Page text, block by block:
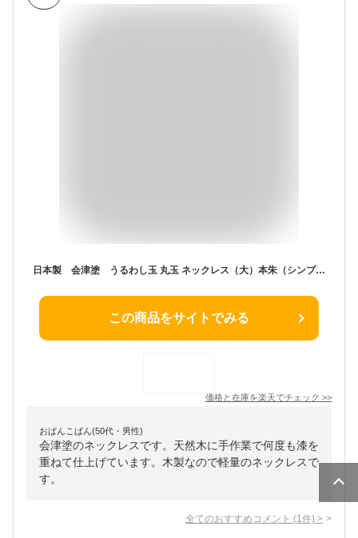
日本製 会津塗 うるわし玉 丸玉 ネックレス（大）本朱（シンプル丸玉の漆器ネックレス）
この商品をサイトでみる
価格と在庫を楽天でチェック >>
おぱんこぱん(50代・男性)
会津塗のネックレスです。天然木に手作業で何度も漆を
重ねて仕上げています。木製なので軽量のネックレスで
す。
全てのおすすめコメント (1 件) >